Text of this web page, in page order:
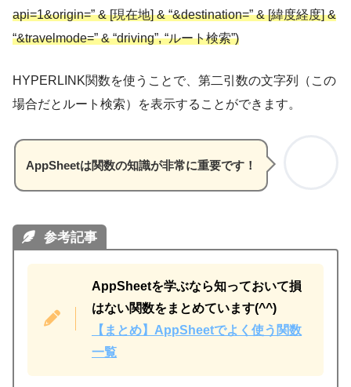
api=1&origin=” & [現在地] & “&destination=” & [緯度経度] &
“&travelmode=” & “driving”, “ルート検索”)
HYPERLINK関数を使うことで、第二引数の文字列（この
場合だとルート検索）を表示することができます。
AppSheetは関数の知識が非常に重要です！
参考記事
AppSheetを学ぶなら知っておいて損
はない関数をまとめています(^^)
【まとめ】AppSheetでよく使う関数
一覧